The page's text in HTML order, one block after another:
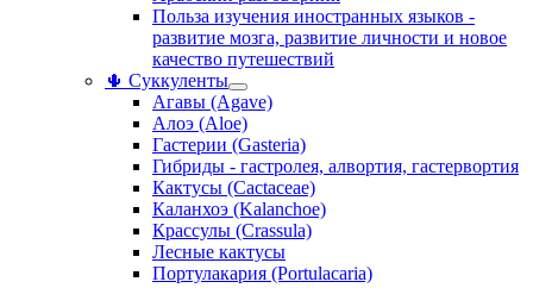
Польза изучения иностранных языков -
развитие мозга, развитие личности и новое
качество путешествий
🌵 Суккуленты
Агавы (Agave)
Алоэ (Aloe)
Гастерии (Gasteria)
Гибриды - гастролея, алвортия, гастервортия
Кактусы (Cactaceae)
Каланхоэ (Kalanchoe)
Крассулы (Crassula)
Лесные кактусы
Портулакария (Portulacaria)